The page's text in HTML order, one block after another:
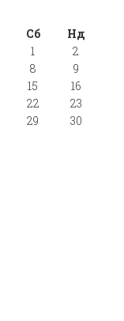
Сб
Нд
1
2
8
9
15
16
22
23
29
30